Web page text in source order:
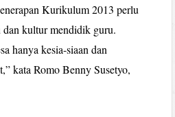
Kurikulum 2013 perlu
dan kultur mendidik guru.
hanya kesia-siaan dan
kata Romo Benny Susetyo,